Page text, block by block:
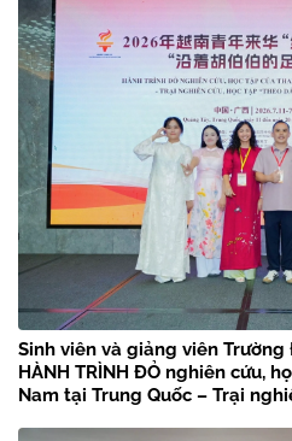
Sinh viên và giảng viên
HÀNH TRÌNH ĐỎ nghiên cứu,
Nam tại Trung Quốc – Trại